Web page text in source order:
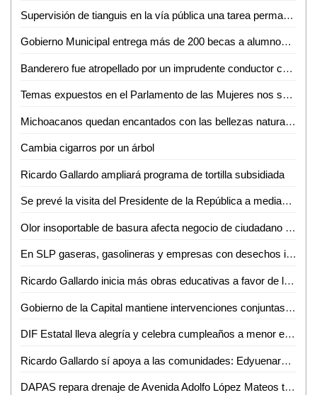
Supervisión de tianguis en la vía pública una tarea permanente de la dirección de Comercio del ayuntamiento de San Luis Potosí
Gobierno Municipal entrega más de 200 becas a alumnos del Tecnológico de Ciudad Valles
Banderero fue atropellado por un imprudente conductor cerca de Cemex
Temas expuestos en el Parlamento de las Mujeres nos servirán para legislar: Bernarda Reyes
Michoacanos quedan encantados con las bellezas naturales de la Huasteca Potosina
Cambia cigarros por un árbol
Ricardo Gallardo ampliará programa de tortilla subsidiada
Se prevé la visita del Presidente de la República a mediados de julio: David Medina
Olor insoportable de basura afecta negocio de ciudadano en Ciudad Valles
En SLP gaseras, gasolineras y empresas con desechos industriales operan de manera ilegal
Ricardo Gallardo inicia más obras educativas a favor de la niñez potosina
Gobierno de la Capital mantiene intervenciones conjuntas para evitar tiraderos clandestinos
DIF Estatal lleva alegría y celebra cumpleaños a menor en penal
Ricardo Gallardo sí apoya a las comunidades: Edyuenary Castillo Hernández
DAPAS repara drenaje de Avenida Adolfo López Mateos tras denuncia de familia afectada